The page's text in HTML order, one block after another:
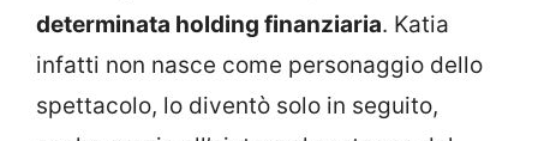
determinata holding finanziaria. Katia
infatti non nasce come personaggio dello
spettacolo, lo diventò solo in seguito,